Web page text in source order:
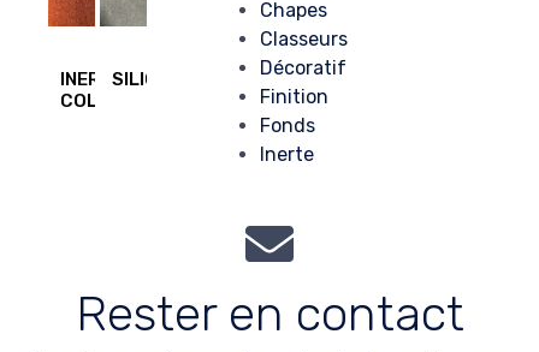
Chapes
Classeurs
Décoratif
Finition
Fonds
Inerte
INERT
COLOR
SILICEA
Rester en contact